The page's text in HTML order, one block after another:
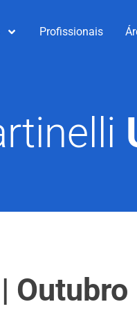
Profissionais
Outubro